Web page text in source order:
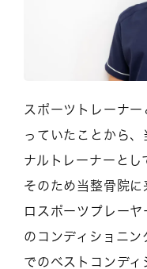
スポーツトレーナ
っていたことから
ナルトレーナーとし
そのため当整骨院
ロスポーツプレー
のコンディショニ
でのベストコンデ